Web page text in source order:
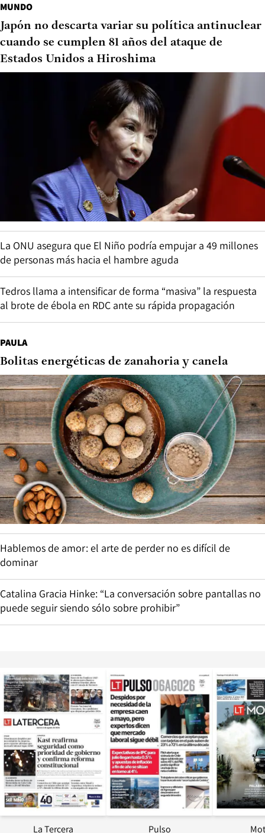
MUNDO
Japón no descarta variar su política antinuclear
cuando se cumplen 81 años del ataque de
Estados Unidos a Hiroshima
La ONU asegura que El Niño podría empujar a 49 millones
de personas más hacia el hambre aguda
Tedros llama a intensificar de forma “masiva” la respuesta
al brote de ébola en RDC ante su rápida propagación
PAULA
Bolitas energéticas de zanahoria y canela
Hablemos de amor: el arte de perder no es difícil de
dominar
Catalina Gracia Hinke: “La conversación sobre pantallas no
puede seguir siendo sólo sobre prohibir”
Opens in new window
La Tercera
Opens in
Pulso